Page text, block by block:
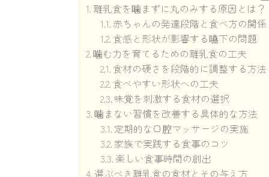
離乳食を噛まずに丸のみする原因とは？
赤ちゃんの発達段階と食べ方の関係
食感と形状が影響する嚥下の問題
噛む力を育てるための離乳食の工夫
食材の硬さを段階的に調整する方法
食べやすい形状への工夫
味覚を刺激する食材の選択
噛まない習慣を改善する具体的な方法
定期的な口腔マッサージの実施
家族で実践する食事のコツ
楽しい食事時間の創出
選ぶべき離乳食の食材とその与え方